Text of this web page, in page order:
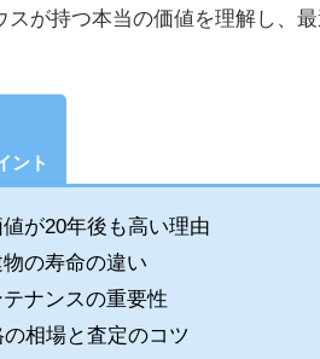
が持つ本当の価値を理解し、
ント
が20年後も高い理由
の寿命の違い
ナンスの重要性
相場と査定のコツ